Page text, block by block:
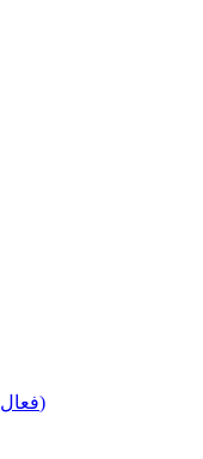
API (فعال دواسازي جو جزو)